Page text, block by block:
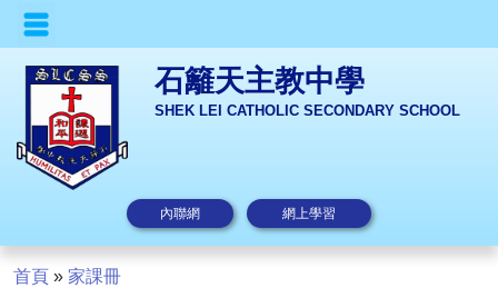
石籬天主教中學
SHEK LEI CATHOLIC SECONDARY SCHOOL
內聯網 網上學習
首頁 » 家課冊